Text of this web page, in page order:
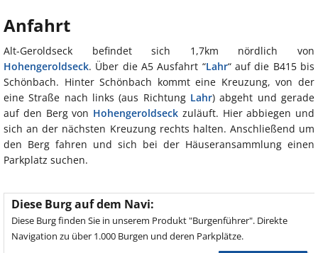
Anfahrt
Alt-Geroldseck befindet sich 1,7km nördlich von
Hohengeroldseck. Über die A5 Ausfahrt “Lahr“ auf die B415 bis
Schönbach. Hinter Schönbach kommt eine Kreuzung, von der
eine Straße nach links (aus Richtung Lahr) abgeht und gerade
auf den Berg von Hohengeroldseck zuläuft. Hier abbiegen und
sich an der nächsten Kreuzung rechts halten. Anschließend um
den Berg fahren und sich bei der Häuseransammlung einen
Parkplatz suchen.
Diese Burg auf dem Navi:
Diese Burg finden Sie in unserem Produkt "Burgenführer". Direkte
Navigation zu über 1.000 Burgen und deren Parkplätze.